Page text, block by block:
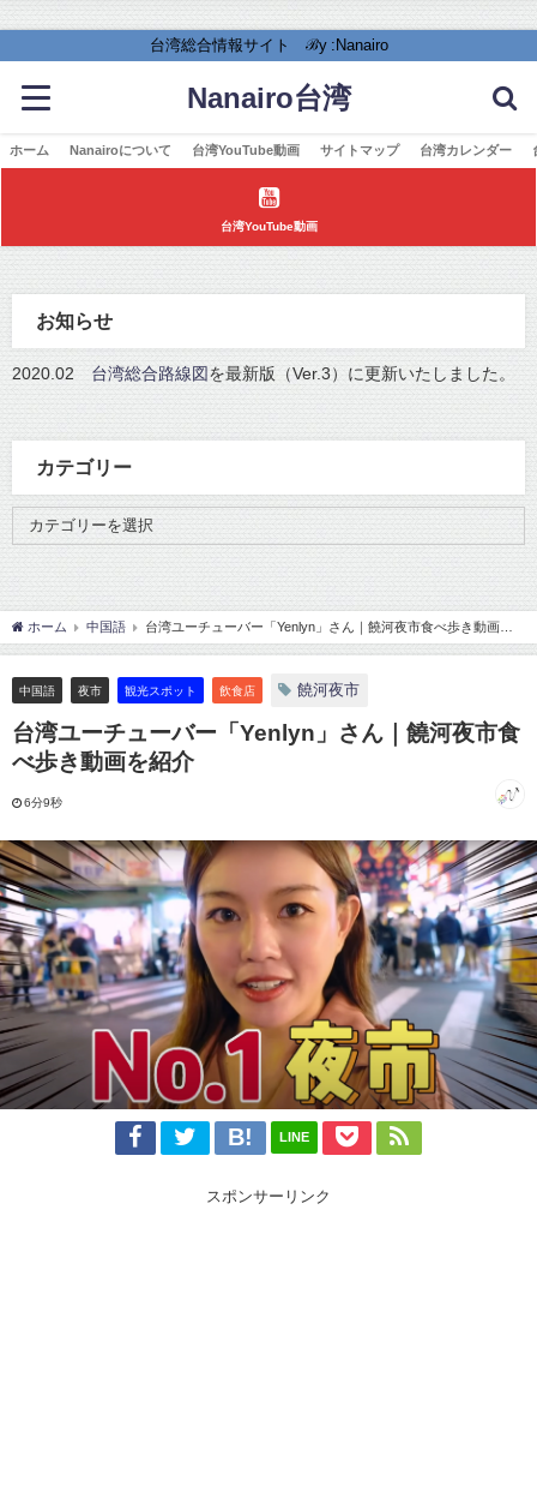
台湾総合情報サイト ℬy :Nanairo
Nanairo台湾
ホーム Nanairoについて 台湾YouTube動画 サイトマップ 台湾カレンダー
台湾YouTube動画
お知らせ
2020.02 台湾総合路線図 を最新版（Ver.3）に更新いたしました。
カテゴリー
ホーム 中国語
台湾ユーチューバー「Yenlyn」さん｜饒河夜市食べ歩き動画を
紹介
中国語 夜市 観光スポット 飲食店 饒河夜市
台湾ユーチューバー「Yenlyn」さん｜饒河夜市食
べ歩き動画を紹介
6分9秒
LINE
スポンサーリンク